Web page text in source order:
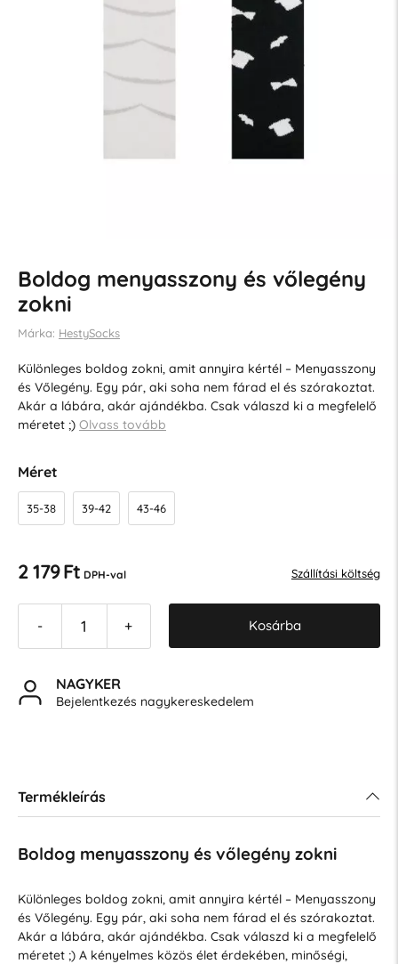
Boldog menyasszony és vőlegény
zokni
Márka: HestySocks
Különleges boldog zokni, amit annyira kértél – Menyasszony
és Vőlegény. Egy pár, aki soha nem fárad el és szórakoztat.
Akár a lábára, akár ajándékba. Csak válaszd ki a megfelelő
méretet ;) Olvass tovább
Méret
35-38 39-42 43-46
2 179 Ft DPH-val Szállítási költség
- + Kosárba
NAGYKER
Bejelentkezés nagykereskedelem
Termékleírás
Boldog menyasszony és vőlegény zokni
Különleges boldog zokni, amit annyira kértél – Menyasszony
és Vőlegény. Egy pár, aki soha nem fárad el és szórakoztat.
Akár a lábára, akár ajándékba. Csak válaszd ki a megfelelő
méretet ;) A kényelmes közös élet érdekében, minőségi,